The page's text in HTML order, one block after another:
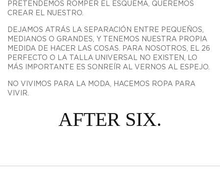
PRETENDEMOS ROMPER EL ESQUEMA, QUEREMOS
CREAR EL NUESTRO.
DEJAMOS ATRÁS LA SEPARACIÓN ENTRE PEQUEÑOS,
MEDIANOS O GRANDES, Y TENEMOS NUESTRA PROPIA
MEDIDA DE HACER LAS COSAS. PARA NOSOTROS, EL 26
PERFECTO O LA TALLA UNIVERSAL NO EXISTEN, LO
MÁS IMPORTANTE ES SONREÍR AL VERNOS AL ESPEJO.
NO VIVIMOS PARA LA MODA, HACEMOS ROPA PARA
VIVIR.
AFTER SIX.